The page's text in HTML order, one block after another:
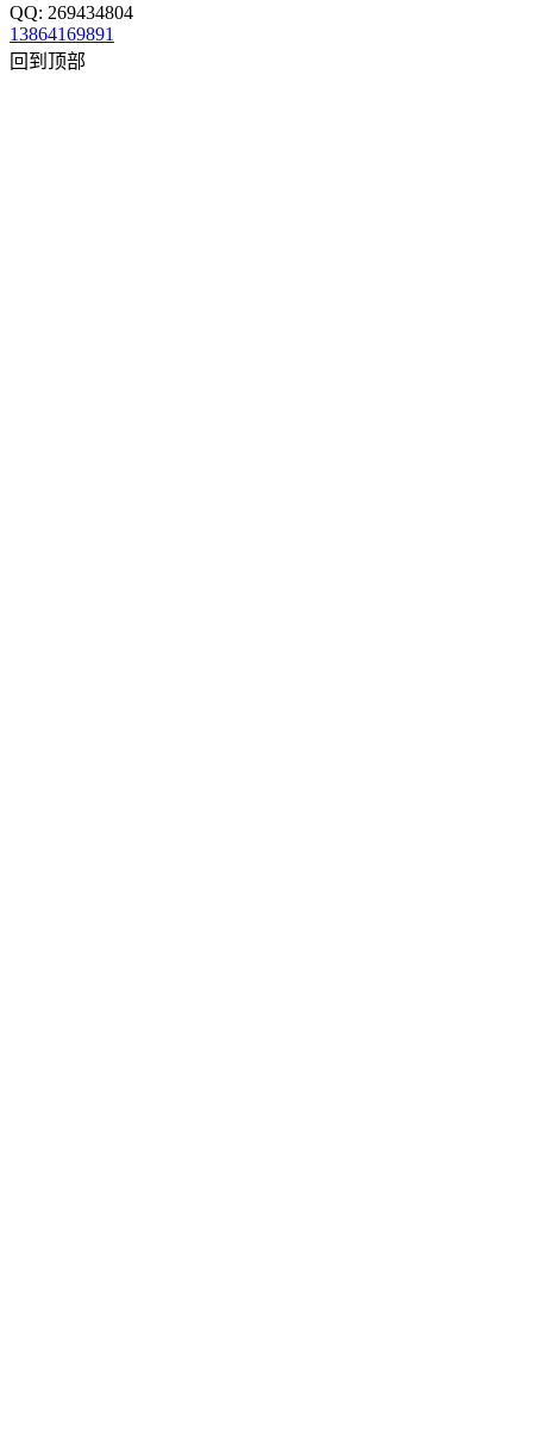
QQ: 269434804
13864169891
回到顶部